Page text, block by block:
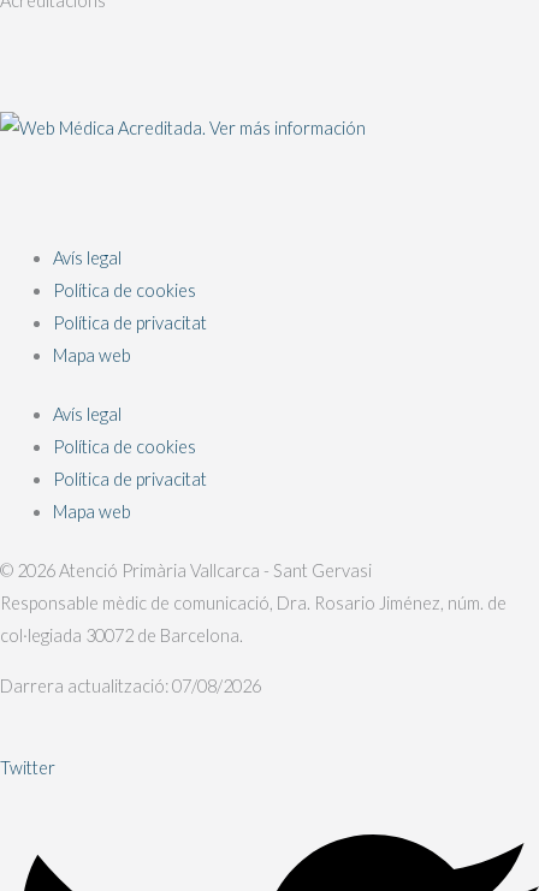
Avís legal
Política de cookies
Política de privacitat
Mapa web
Avís legal
Política de cookies
Política de privacitat
Mapa web
© 2026 Atenció Primària Vallcarca - Sant Gervasi
Responsable mèdic de comunicació, Dra. Rosario Jiménez, núm. de
col·legiada 30072 de Barcelona.
Darrera actualització: 07/08/2026
Twitter